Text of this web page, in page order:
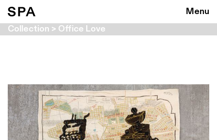
Menu
Collection > Office Love